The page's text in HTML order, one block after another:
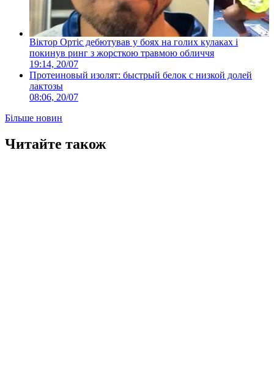
Віктор Ортіс дебютував у боях на голих кулаках і
покинув ринг з жорсткою травмою обличчя
19:14, 20/07
Протеиновый изолят: быстрый белок с низкой долей
лактозы
08:06, 20/07
Більше новин
Читайте також